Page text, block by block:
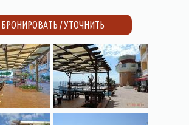
БРОНИРОВАТЬ / УТОЧНИТЬ